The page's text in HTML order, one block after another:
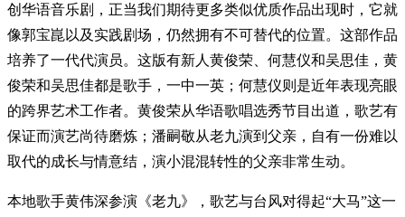
创华语音乐剧，正当我们期待更多类似优质作品出现时，它就
像郭宝崑以及实践剧场，仍然拥有不可替代的位置。这部作品
培养了一代代演员。这版有新人黄俊荣、何慧仪和吴思佳，黄
俊荣和吴思佳都是歌手，一中一英；何慧仪则是近年表现亮眼
的跨界艺术工作者。黄俊荣从华语歌唱选秀节目出道，歌艺有
保证而演艺尚待磨炼；潘嗣敬从老九演到父亲，自有一份难以
取代的成长与情意结，演小混混转性的父亲非常生动。
本地歌手黄伟深参演《老九》，歌艺与台风对得起“大马”这一